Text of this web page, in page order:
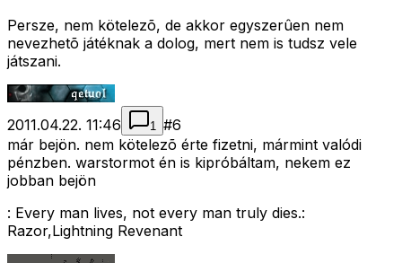
Persze, nem kötelezõ, de akkor egyszerûen nem
nevezhetõ játéknak a dolog, mert nem is tudsz vele
játszani.
2011.04.22. 11:46 1 #6
már bejön. nem kötelezõ érte fizetni, mármint valódi
pénzben. warstormot én is kipróbáltam, nekem ez
jobban bejön
: Every man lives, not every man truly dies.:
Razor,Lightning Revenant